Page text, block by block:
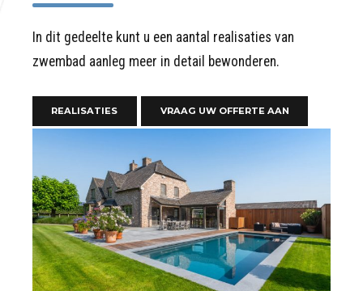
In dit gedeelte kunt u een aantal realisaties van
zwembad aanleg meer in detail bewonderen.
REALISATIES VRAAG UW OFFERTE AAN